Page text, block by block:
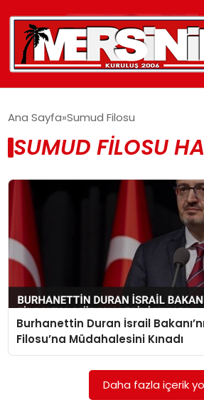
YAŞAM
GÜNCEL
EĞITIM
SPOR
EKONOMI
Ana Sayfa Sumud Filosu
SUMUD FILOSU
Burhanettin Duran İsrail
Filosu’na Müdahalesini Kınadı
Daha fazla içerik